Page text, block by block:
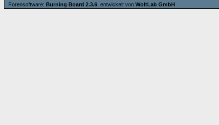
Forensoftware: Burning Board 2.3.6 , entwickelt von WoltLab GmbH